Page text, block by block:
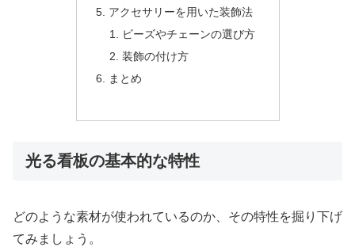
アクセサリーを用いた装飾法
ビーズやチェーンの選び方
装飾の付け方
まとめ
光る看板の基本的な特性
どのような素材が使われているのか、その特性を掘り下げ
てみましょう。